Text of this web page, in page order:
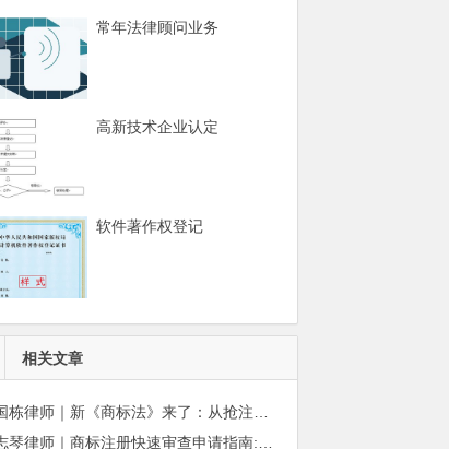
常年法律顾问业务
高新技术企业认定
软件著作权登记
相关文章